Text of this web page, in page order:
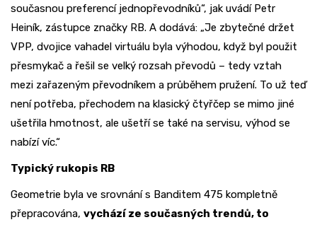
současnou preferencí jednopřevodníků“, jak uvádí Petr
Heiník, zástupce značky RB. A dodává: „Je zbytečné držet
VPP, dvojice vahadel virtuálu byla výhodou, když byl použit
přesmykač a řešil se velký rozsah převodů – tedy vztah
mezi zařazeným převodníkem a průběhem pružení. To už teď
není potřeba, přechodem na klasický čtyřčep se mimo jiné
ušetřila hmotnost, ale ušetří se také na servisu, výhod se
nabízí víc.“
Typický rukopis RB
Geometrie byla ve srovnání s Banditem 475 kompletně
přepracována, vychází ze současných trendů, to